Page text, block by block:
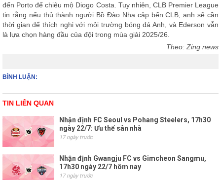
đến Porto để chiêu mộ Diogo Costa. Tuy nhiên, CLB Premier League
tin rằng nếu thủ thành người Bồ Đào Nha cập bến CLB, anh sẽ cần
thời gian để thích nghi với môi trường bóng đá Anh, và Ederson vẫn
là lựa chọn hàng đầu của đội trong mùa giải 2025/26.
Theo: Zing news
BÌNH LUẬN:
TIN LIÊN QUAN
Nhận định FC Seoul vs Pohang Steelers, 17h30
ngày 22/7: Ưu thế sân nhà
17 ngày trước
Nhận định Gwangju FC vs Gimcheon Sangmu,
17h30 ngày 22/7 hôm nay
17 ngày trước